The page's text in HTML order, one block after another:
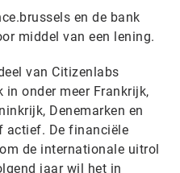
en de bank
middel van een lening.
van Citizenlabs
in onder meer Frankrijk,
Denemarken en
actief. De financiële
de internationale uitrol
jaar wil het in